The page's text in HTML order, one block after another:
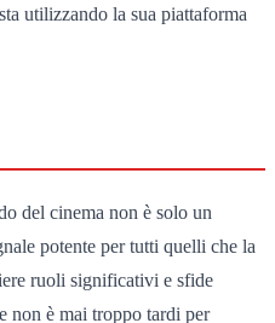
utilizzando la sua piattaforma
del cinema non è solo un
potente per tutti quelli che la
ruoli significativi e sfide
non è mai troppo tardi per